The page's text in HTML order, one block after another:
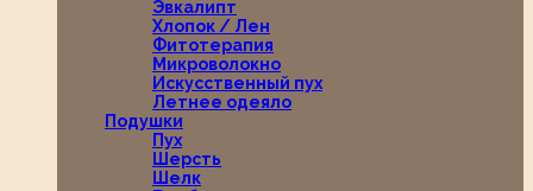
Эвкалипт
Хлопок / Лен
Фитотерапия
Микроволокно
Искусственный пух
Летнее одеяло
Подушки
Пух
Шерсть
Шелк